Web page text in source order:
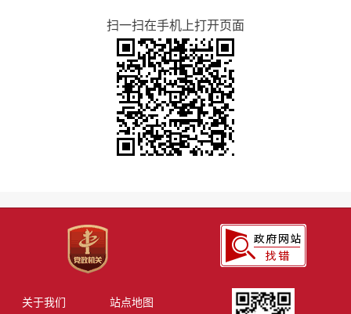
扫一扫在手机上打开页面
关于我们 站点地图